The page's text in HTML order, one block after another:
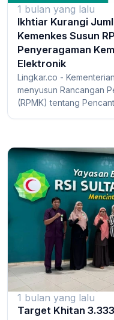
1 bulan yang lalu
Ikhtiar Kurangi
Kemenkes Susun
Penyeragaman
Elektronik
Lingkar.co -
menyusun Rancangan
(RPMK) tentang
1 bulan yang lalu
Target Khitan